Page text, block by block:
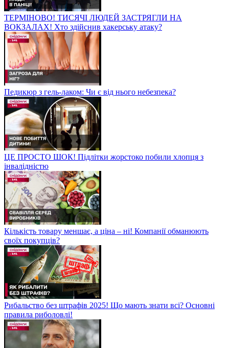
ТЕРМІНОВО! ТИСЯЧІ ЛЮДЕЙ ЗАСТРЯГЛИ НА
ВОКЗАЛАХ! Хто здійснив хакерську атаку?
Педикюр з гель-лаком: Чи є від нього небезпека?
ЦЕ ПРОСТО ШОК! Підлітки жорстоко побили хлопця з
інвалідністю
Кількість товару меншає, а ціна – ні! Компанії обманюють
своїх покупців?
Рибальство без штрафів 2025! Що мають знати всі? Основні
правила риболовлі!